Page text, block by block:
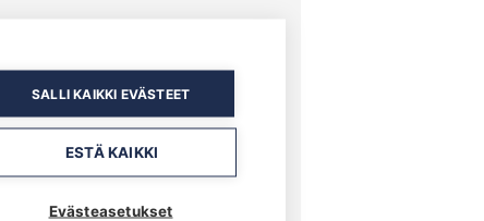
SALLI KAIKKI EVÄSTEET
ESTÄ KAIKKI
Evästeasetukset